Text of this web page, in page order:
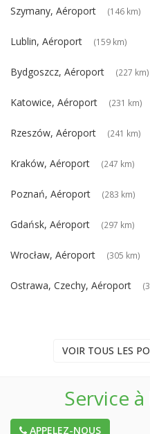
Szymany, Aéroport (146 km)
Lublin, Aéroport (159 km)
Bydgoszcz, Aéroport (227 km)
Katowice, Aéroport (231 km)
Rzeszów, Aéroport (241 km)
Kraków, Aéroport (247 km)
Poznań, Aéroport (283 km)
Gdańsk, Aéroport (297 km)
Wrocław, Aéroport (305 km)
Ostrawa, Czechy, Aéroport
VOIR TOUS LES
Service
APPELEZ-NOUS